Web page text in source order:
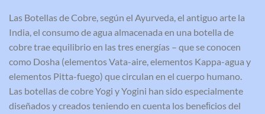
Las Botellas de Cobre, según el Ayurveda, el antiguo arte la
India, el consumo de agua almacenada en una botella de
cobre trae equilibrio en las tres energías – que se conocen
como Dosha (elementos Vata-aire, elementos Kappa-agua y
elementos Pitta-fuego) que circulan en el cuerpo humano.
Las botellas de cobre Yogi y Yogini han sido especialmente
diseñados y creados teniendo en cuenta los beneﬁcios del